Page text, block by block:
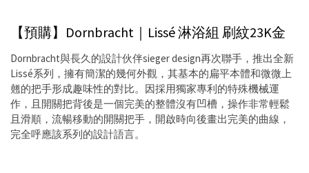
【預購】Dornbracht｜Lissé 淋浴組 刷紋23K金
Dornbracht與長久的設計伙伴sieger design再次聯手，推出全新
Lissé系列，擁有簡潔的幾何外觀，其基本的扁平本體和微微上
翹的把手形成趣味性的對比。因採用獨家專利的特殊機械運
作，且開關把背後是一個完美的整體沒有凹槽，操作非常輕鬆
且滑順，流暢移動的開關把手，開啟時向後畫出完美的曲線，
完全呼應該系列的設計語言。